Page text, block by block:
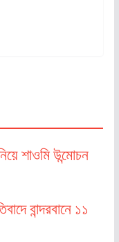
শাওমি উন্মোচন
বান্দরবানে ১১